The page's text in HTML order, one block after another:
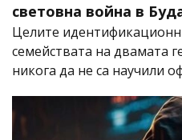
световна война в
Целите
семействата на двамата
никога да не са научили